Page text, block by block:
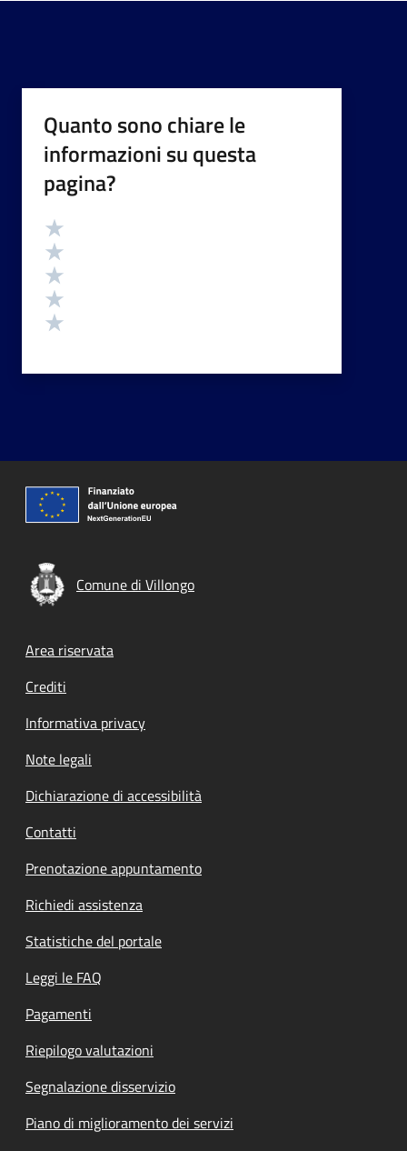
Quanto sono chiare le
informazioni su questa
pagina?
Valutazione
Comune di Villongo
Footer menu
Area riservata
Crediti
Informativa privacy
Note legali
Dichiarazione di accessibilità
Contatti
Prenotazione appuntamento
Richiedi assistenza
Statistiche del portale
Leggi le FAQ
Pagamenti
Riepilogo valutazioni
Segnalazione disservizio
Piano di miglioramento dei servizi